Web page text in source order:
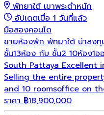
พัทยาใต้ เขาพระตำหนัก
อัปเดตเมื่อ 1 วันที่แล้ว
มือสองคอนโด
ขายห้องพัก พัทยาใต้ น่าลง
ชั้น13ห้อง กับ ชั้น2 10ห้อง1
South Pattaya Excellent
Selling the entire
and 10 roomsoffice on
ราคา ฿18,900,000